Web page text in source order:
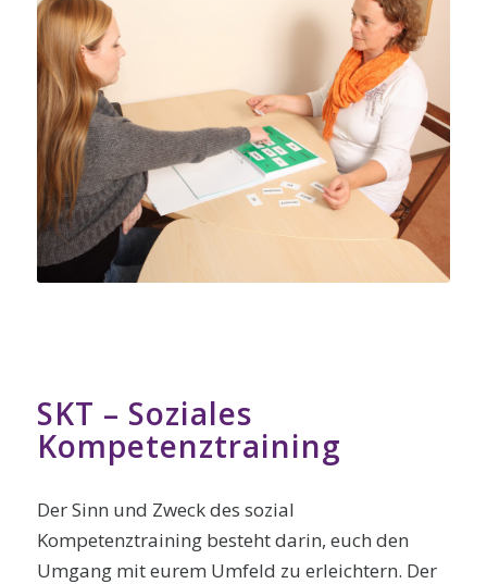
SKT – Soziales
Kompetenztraining
Der Sinn und Zweck des sozial
Kompetenztraining besteht darin, euch den
Umgang mit eurem Umfeld zu erleichtern. Der